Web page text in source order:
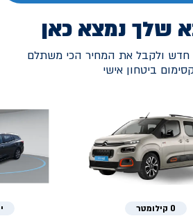
שלך נמצא כאן
חדש ולקבל את המחיר הכי משתלם
ביטחון אישי
0 קילומטר